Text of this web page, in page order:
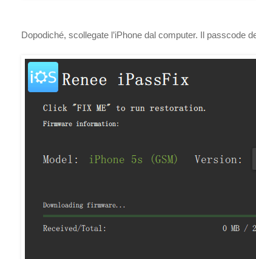
Dopodiché, scollegate l’iPhone dal computer. Il passcode